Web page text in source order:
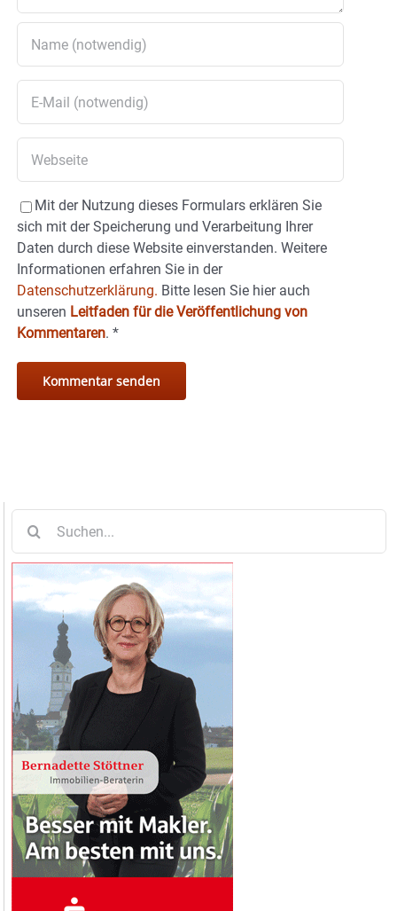
Mit der Nutzung dieses Formulars erklären Sie
sich mit der Speicherung und Verarbeitung Ihrer
Daten durch diese Website einverstanden. Weitere
Informationen erfahren Sie in der
Datenschutzerklärung. Bitte lesen Sie hier auch
unseren Leitfaden für die Veröffentlichung von
Kommentaren. *
nach: